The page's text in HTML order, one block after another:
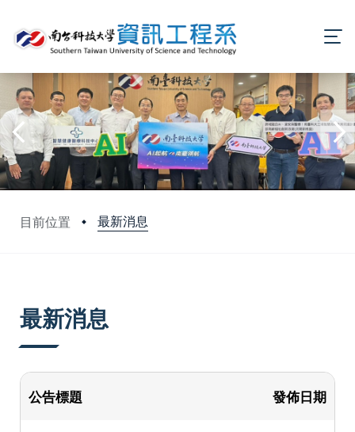
目前位置 最新消息
最新消息
公告標題 發佈日期